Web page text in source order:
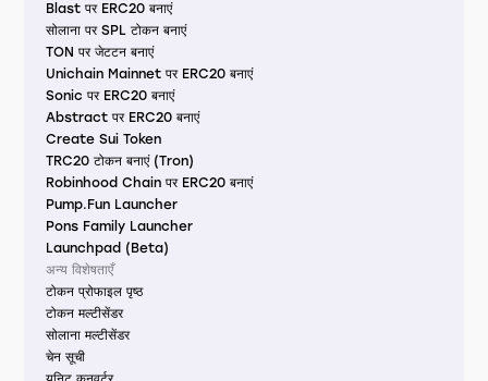
Blast पर ERC20 बनाएं
सोलाना पर SPL टोकन बनाएं
TON पर जेटटन बनाएं
Unichain Mainnet पर ERC20 बनाएं
Sonic पर ERC20 बनाएं
Abstract पर ERC20 बनाएं
Create Sui Token
TRC20 टोकन बनाएं (Tron)
Robinhood Chain पर ERC20 बनाएं
Pump.Fun Launcher
Pons Family Launcher
Launchpad (Beta)
अन्य विशेषताएँ
टोकन प्रोफाइल पृष्ठ
टोकन मल्टीसेंडर
सोलाना मल्टीसेंडर
चेन सूची